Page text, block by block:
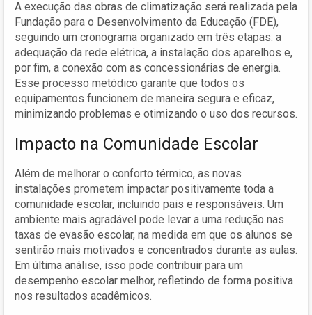
A execução das obras de climatização será realizada pela
Fundação para o Desenvolvimento da Educação (FDE),
seguindo um cronograma organizado em três etapas: a
adequação da rede elétrica, a instalação dos aparelhos e,
por fim, a conexão com as concessionárias de energia.
Esse processo metódico garante que todos os
equipamentos funcionem de maneira segura e eficaz,
minimizando problemas e otimizando o uso dos recursos.
Impacto na Comunidade Escolar
Além de melhorar o conforto térmico, as novas
instalações prometem impactar positivamente toda a
comunidade escolar, incluindo pais e responsáveis. Um
ambiente mais agradável pode levar a uma redução nas
taxas de evasão escolar, na medida em que os alunos se
sentirão mais motivados e concentrados durante as aulas.
Em última análise, isso pode contribuir para um
desempenho escolar melhor, refletindo de forma positiva
nos resultados acadêmicos.